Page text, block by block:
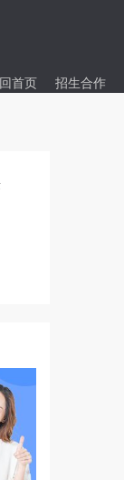
招生合作
首页